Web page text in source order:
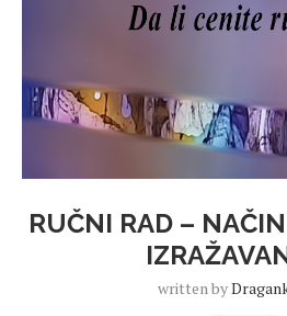
RUČNI RAD –
written by